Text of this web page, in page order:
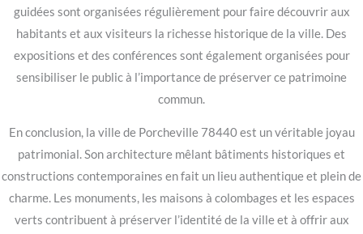
guidées sont organisées régulièrement pour faire découvrir aux
habitants et aux visiteurs la richesse historique de la ville. Des
expositions et des conférences sont également organisées pour
sensibiliser le public à l’importance de préserver ce patrimoine
commun.
En conclusion, la ville de Porcheville 78440 est un véritable joyau
patrimonial. Son architecture mêlant bâtiments historiques et
constructions contemporaines en fait un lieu authentique et plein de
charme. Les monuments, les maisons à colombages et les espaces
verts contribuent à préserver l’identité de la ville et à offrir aux